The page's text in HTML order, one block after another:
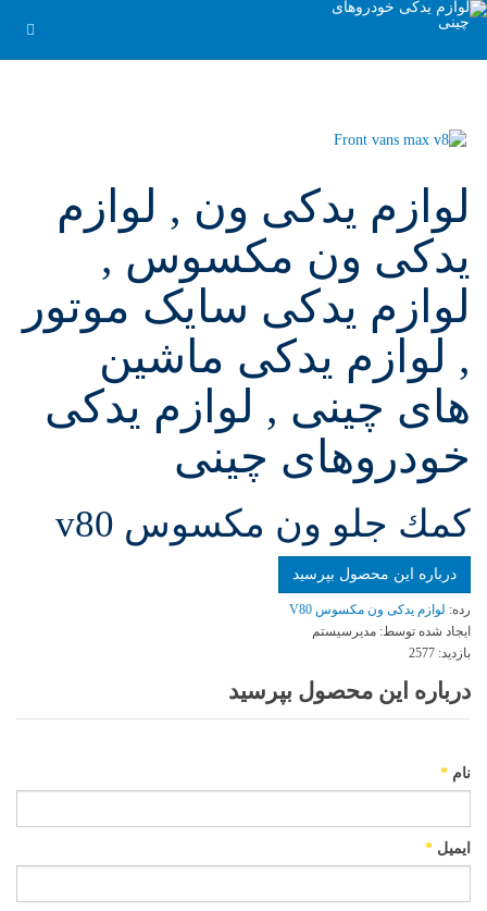
لوازم یدکی ون , لوازم
یدکی ون مکسوس ,
لوازم یدکی سایک موتور
, لوازم یدکی ماشین
های چینی , لوازم یدکی
خودروهای چینی
كمك جلو ون مكسوس v80
درباره این محصول بپرسید
رده: لوازم یدکی ون مکسوس V80
ایجاد شده توسط: مدیرسیستم
بازدید: 2577
درباره این محصول بپرسید
نام *
ایمیل *